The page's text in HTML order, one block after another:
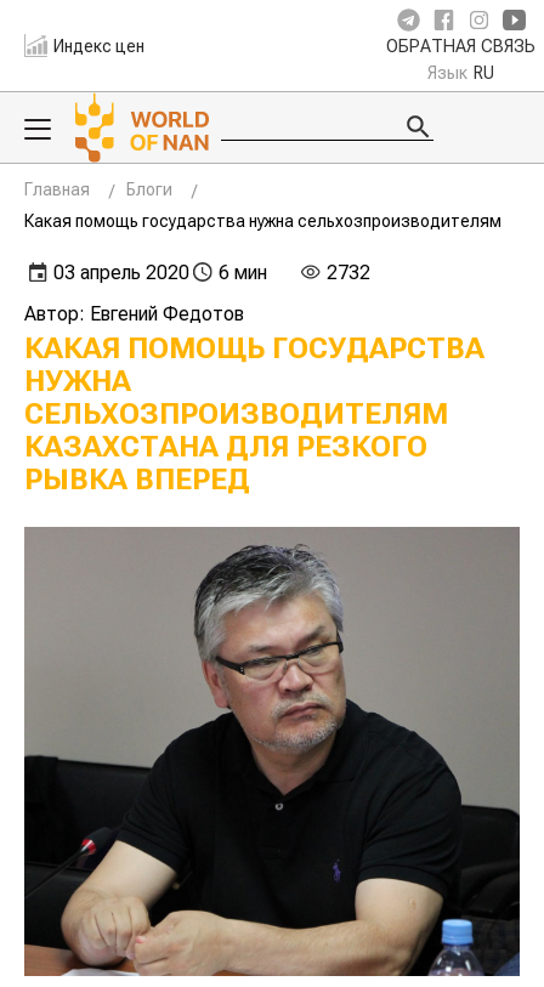
Индекс цен ОБРАТНАЯ СВЯЗЬ
Язык RU
Главная
Блоги
Какая помощь государства нужна сельхозпроизводителям
03 апрель 2020 6 мин
2732
Автор: Евгений Федотов
КАКАЯ ПОМОЩЬ ГОСУДАРСТВА
НУЖНА
СЕЛЬХОЗПРОИЗВОДИТЕЛЯМ
КАЗАХСТАНА ДЛЯ РЕЗКОГО
РЫВКА ВПЕРЕД